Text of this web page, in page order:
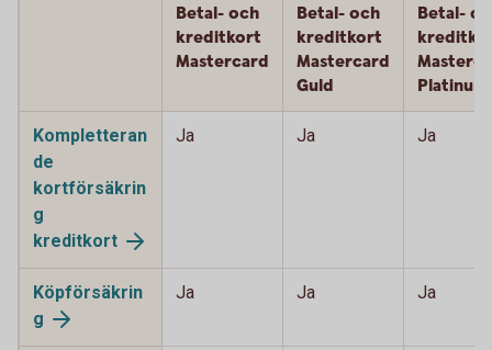
Betal- och
kreditkort
Mastercard
Betal- och
kreditkort
Mastercard
Guld
Betal-
Platinum
Kompletteran
de
kortförsäkrin
g
kreditkort
Ja Ja Ja
Köpförsäkrin
g
Ja Ja Ja